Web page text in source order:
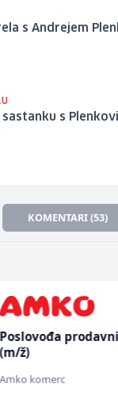
s Andrejem
sastanku s
KOMENTARI (53)
Poslovođa
(m/ž)
Amko komerc